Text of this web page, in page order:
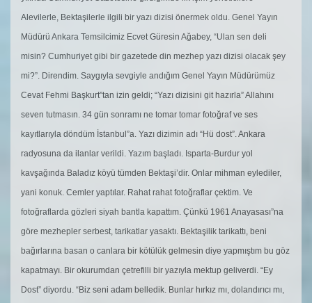
Alevilerle, Bektaşilerle ilgili bir yazı dizisi önermek oldu. Genel Yayın
Müdürü Ankara Temsilcimiz Ecvet Güresin Ağabey, “Ulan sen deli
misin? Cumhuriyet gibi bir gazetede din mezhep yazı dizisi olacak şey
mi?”. Direndim. Saygıyla sevgiyle andığım Genel Yayın Müdürümüz
Cevat Fehmi Başkurt”tan izin geldi; “Yazı dizisini git hazırla” Allahını
seven tutmasın. 34 gün sonramı ne tomar tomar fotoğraf ve ses
kayıtlarıyla döndüm İstanbul”a. Yazı dizimin adı “Hü dost”. Ankara
radyosuna da ilanlar verildi. Yazım başladı. Isparta-Burdur yol
kavşağında Baladız köyü tümden Bektaşi’dir. Onlar mihman eylediler,
yani konuk. Cemler yaptılar. Rahat rahat fotoğraflar çektim. Ve
fotoğraflarda gözleri siyah bantla kapattım. Çünkü 1961 Anayasası”na
göre mezhepler serbest, tarikatlar yasaktı. Bektaşilik tarikattı, beni
bağırlarına basan o canlara bir kötülük gelmesin diye yapmıştım bu göz
kapatmayı. Bir okurumdan çetrefilli bir yazıyla mektup geliverdi. “Ey
Dost” diyordu. “Biz seni adam belledik. Bunlar hırkız mı, dolandırıcı mı,